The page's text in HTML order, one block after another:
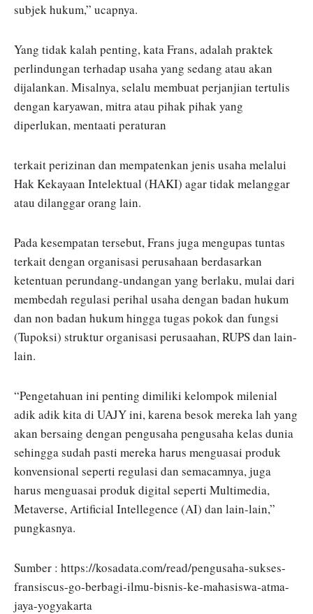
subjek hukum,” ucapnya.
Yang tidak kalah penting, kata Frans, adalah praktek
perlindungan terhadap usaha yang sedang atau akan
dijalankan. Misalnya, selalu membuat perjanjian tertulis
dengan karyawan, mitra atau pihak pihak yang
diperlukan, mentaati peraturan
terkait perizinan dan mempatenkan jenis usaha melalui
Hak Kekayaan Intelektual (HAKI) agar tidak melanggar
atau dilanggar orang lain.
Pada kesempatan tersebut, Frans juga mengupas tuntas
terkait dengan organisasi perusahaan berdasarkan
ketentuan perundang-undangan yang berlaku, mulai dari
membedah regulasi perihal usaha dengan badan hukum
dan non badan hukum hingga tugas pokok dan fungsi
(Tupoksi) struktur organisasi perusaahan, RUPS dan lain-
lain.
“Pengetahuan ini penting dimiliki kelompok milenial
adik adik kita di UAJY ini, karena besok mereka lah yang
akan bersaing dengan pengusaha pengusaha kelas dunia
sehingga sudah pasti mereka harus menguasai produk
konvensional seperti regulasi dan semacamnya, juga
harus menguasai produk digital seperti Multimedia,
Metaverse, Artificial Intellegence (AI) dan lain-lain,”
pungkasnya.
Sumber : https://kosadata.com/read/pengusaha-sukses-
fransiscus-go-berbagi-ilmu-bisnis-ke-mahasiswa-atma-
jaya-yogyakarta